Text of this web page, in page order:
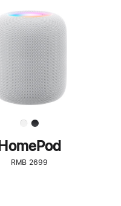
步
了
解
HomePod<
HomePod
RMB 2699